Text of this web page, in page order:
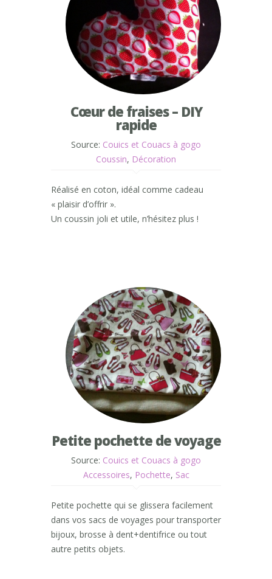
Cœur de fraises – DIY
rapide
Source: Couics et Couacs à gogo
Coussin, Décoration
Réalisé en coton, idéal comme cadeau
« plaisir d’offrir ».
Un coussin joli et utile, n’hésitez plus !
Petite pochette de voyage
Source: Couics et Couacs à gogo
Accessoires, Pochette, Sac
Petite pochette qui se glissera facilement
dans vos sacs de voyages pour transporter
bijoux, brosse à dent+dentifrice ou tout
autre petits objets.